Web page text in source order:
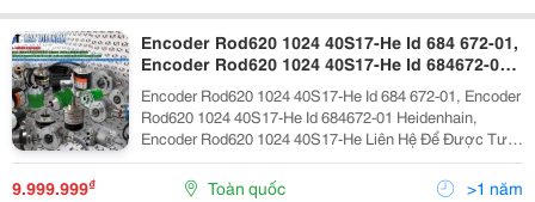
Encoder Rod620 1024 40S17-He Id 684 672-01,
Encoder Rod620 1024 40S17-He Id 684672-01
Heidenhain, Encoder Rod620 1024 40S17-He
Encoder Rod620 1024 40S17-He Id 684 672-01, Encoder
Rod620 1024 40S17-He Id 684672-01 Heidenhain,
Encoder Rod620 1024 40S17-He Liên Hệ Để Được Tư
Vấn Chi Tiết Và Đặt Hàng : Zalo/Call : Mr Trung
0935046381 Mail: Sale06.H2Tvietnam@Gmail.com ...
9.999.999₫ Toàn quốc >1 năm